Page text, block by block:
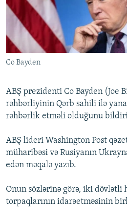
İNFOQRAFIKA
KARIKATURA
AZƏRBAYCAN ƏDƏBIYYATI KITABXANASI
İSLAM VƏ DEMOKRATIYA
İZ - MƏDƏNIYYƏT PROQRAMI
MISSIYAMIZ
PEŞƏ ETIKASI VƏ JURNALISTIKA
MATERIALLARIMIZDAN ISTIFADƏ
AZADLIQRADIOSU MOBIL
XƏBƏR BÜLLETENLƏRIMIZ
BIZI IZLƏ
RFE/RL-in bütün saytları
Co Bayden
ABŞ prezidenti Co Bayden (Joe
rəhbərliyinin Qərb sahili ilə
rəhbərlik etməli olduğunu
ABŞ lideri Washington Post
müharibəsi və Rusiyanın
edən məqalə yazıb.
Onun sözlərinə görə, iki dövlətli
torpaqlarının idarəetməsinin